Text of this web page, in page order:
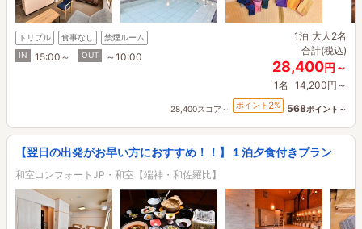
トリプル 食事なし
禁煙ルーム
IN
15:00～ OUT ～10:00
1泊 大人2名
合計(税込)
28,400円～
1名 14,200円～
28,400スコア～ ポイント 2% 568ポイント～
【翌日の出発がお早い方におすすめ！！】１泊夕食付きプラン
和室コンフォートJP・和室【端神・和佐羅比】